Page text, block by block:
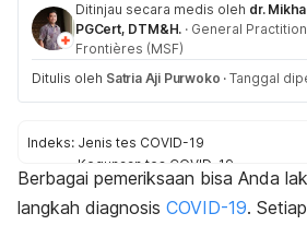
Ditinjau secara medis oleh dr.
PGCert, DTM&H. · General
Frontières (MSF)
Ditulis oleh Satria Aji Purwoko · Tanggal
Indeks: Jenis tes COVID-19
Kegunaan tes COVID-19
Prosedur tes COVID-19
Hasil tes COVID-19
Berbagai pemeriksaan bisa Anda
langkah diagnosis COVID-19.